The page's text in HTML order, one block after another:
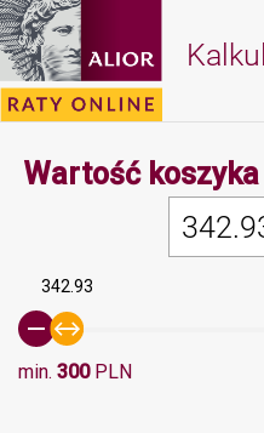
Wartość
342.93
min. 300PLN